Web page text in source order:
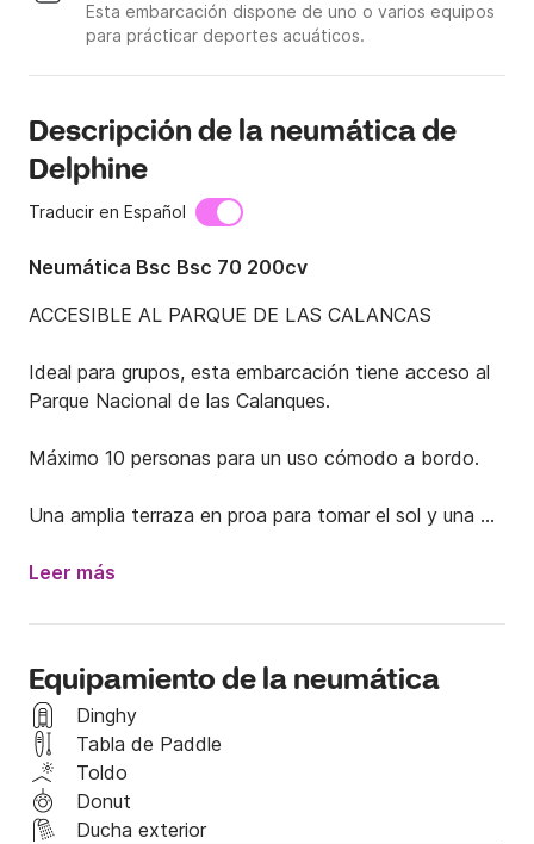
Esta embarcación dispone de uno o varios equipos
para prácticar deportes acuáticos.
Descripción de la neumática de
Delphine
Traducir en Español
Neumática Bsc Bsc 70 200cv
ACCESIBLE AL PARQUE DE LAS CALANCAS
Ideal para grupos, esta embarcación tiene acceso al
Parque Nacional de las Calanques.
Máximo 10 personas para un uso cómodo a bordo.
Una amplia terraza en proa para tomar el sol y una
comodidades.
Se requerirá una tarjeta de crédito al salir para el
depósito de seguridad.
Leer más
Equipamiento de la neumática
Dinghy
Tabla de Paddle
Toldo
Donut
Ducha exterior